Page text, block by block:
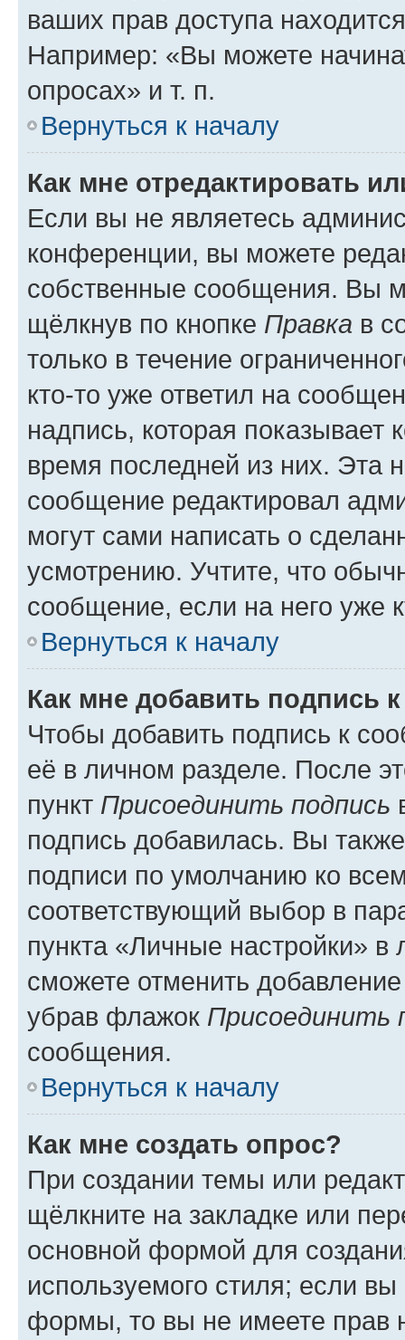
ваших прав доступа
Например: «Вы можете
опросах» и т. п.
Вернуться к началу
Как мне отредактировать
Если вы не являетесь
конференции, вы можете
собственные сообщения. Вы
щёлкнув по кнопке Правка в
только в течение
кто-то уже ответил на
надпись, которая показывает
время последней из них. Эта
сообщение редактировал
могут сами написать о
усмотрению. Учтите, что
сообщение, если на него уже
Вернуться к началу
Как мне добавить подпись
Чтобы добавить подпись к
её в личном разделе. После
пункт Присоединить подпись
подпись добавилась. Вы
подписи по умолчанию ко
соответствующий выбор в
пункта «Личные настройки»
сможете отменить
убрав флажок Присоединить
сообщения.
Вернуться к началу
Как мне создать опрос?
При создании темы или
щёлкните на закладке или
основной формой для
используемого стиля; если
формы, то вы не имеете прав